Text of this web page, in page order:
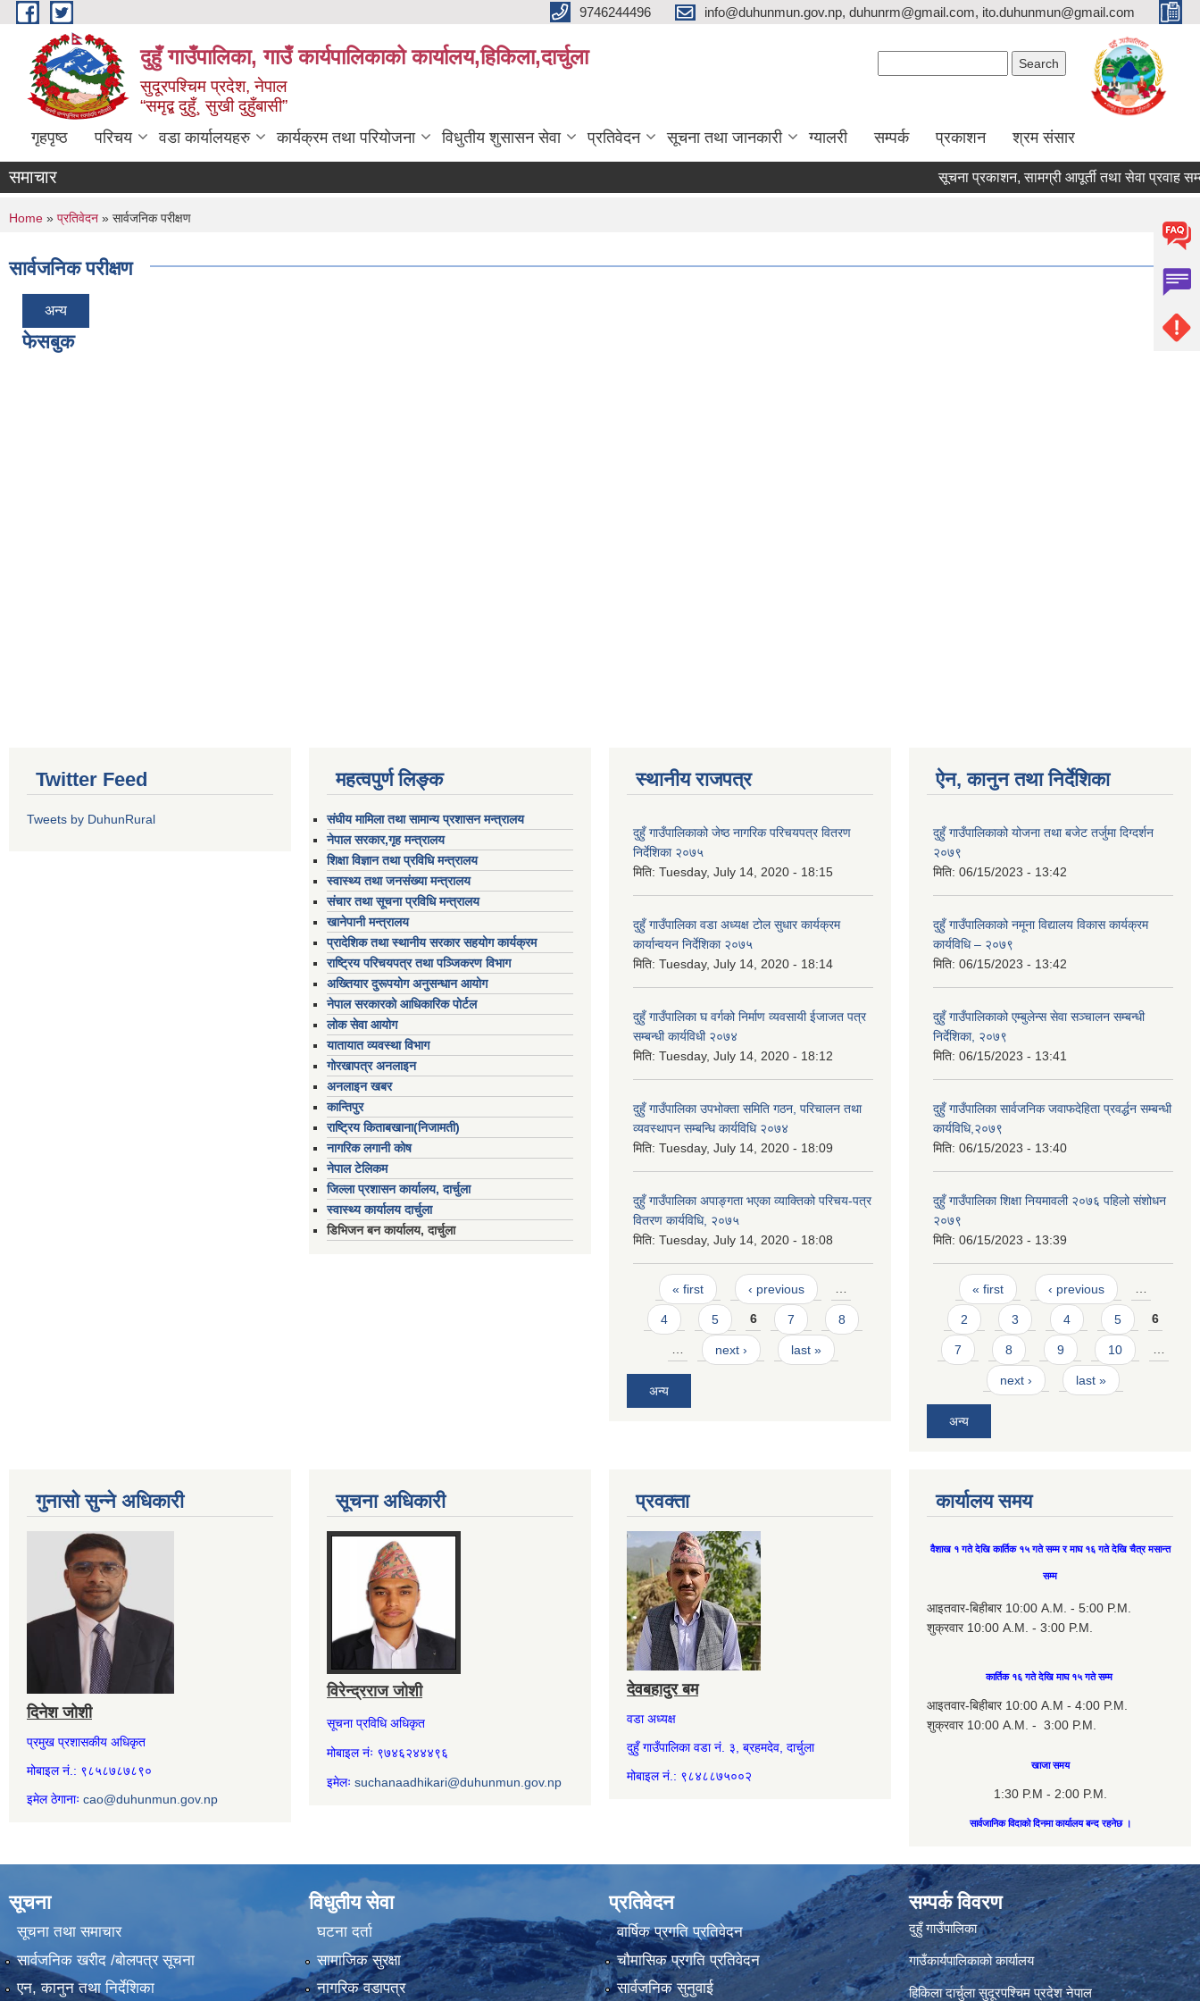
Skip to main content 9746244496 info@duhunmun.gov.np, duhunrm@gmail.com, ito.duhunmun@gmail.com
दुहुँ गाउँपालिका, गाउँ कार्यपालिकाको कार्यालय,हिकिला,दार्चुला
सुदूरपश्चिम प्रदेश, नेपाल
“समृद्ब दुहुँ¸ सुखी दुहुँबासी”
गृहपृष्ठ परिचय वडा कार्यालयहरु कार्यक्रम तथा परियोजना विधुतीय शुसासन सेवा प्रतिवेदन सूचना तथा जानकारी ग्यालरी सम्पर्क प्रकाशन श्रम संसार
समाचार सूचना प्रकाशन, सामग्री आपूर्ती तथा सेवा प्रवाह
You are here
Home » प्रतिवेदन » सार्वजनिक परीक्षण
सार्वजनिक परीक्षण
अन्य
फेसबुक
Twitter Feed
Tweets by DuhunRural
महत्वपुर्ण लिङ्क
संघीय मामिला तथा सामान्य प्रशासन मन्त्रालय
नेपाल सरकार,गृह मन्त्रालय
शिक्षा विज्ञान तथा प्रविधि मन्त्रालय
स्वास्थ्य तथा जनसंख्या मन्त्रालय
संचार तथा सूचना प्रविधि मन्त्रालय
खानेपानी मन्त्रालय
प्रादेशिक तथा स्थानीय सरकार सहयोग कार्यक्रम
राष्ट्रिय परिचयपत्र तथा पञ्जिकरण विभाग
अख्तियार दुरूपयोग अनुसन्धान आयोग
नेपाल सरकारको आधिकारिक पोर्टल
लोक सेवा आयोग
यातायात व्यवस्था विभाग
गोरखापत्र अनलाइन
अनलाइन खबर
कान्तिपुर
राष्ट्रिय किताबखाना(निजामती)
नागरिक लगानी कोष
नेपाल टेलिकम
जिल्ला प्रशासन कार्यालय, दार्चुला
स्वास्थ्य कार्यालय दार्चुला
डिभिजन बन कार्यालय, दार्चुला
स्थानीय राजपत्र
दुहुँ गाउँपालिकाको जेष्ठ नागरिक परिचयपत्र वितरण
निर्देशिका २०७५
मिति: Tuesday, July 14, 2020 - 18:15
दुहुँ गाउँपालिका वडा अध्यक्ष टोल सुधार कार्यक्रम
कार्यान्वयन निर्देशिका २०७५
मिति: Tuesday, July 14, 2020 - 18:14
दुहुँ गाउँपालिका घ वर्गको निर्माण व्यवसायी ईजाजत पत्र
सम्बन्धी कार्यविधी २०७४
मिति: Tuesday, July 14, 2020 - 18:12
दुहुँ गाउँपालिका उपभोक्ता समिति गठन, परिचालन तथा
व्यवस्थापन सम्बन्धि कार्यविधि २०७४
मिति: Tuesday, July 14, 2020 - 18:09
दुहुँ गाउँपालिका अपाङ्गता भएका व्याक्तिको परिचय-पत्र
वितरण कार्यविधि, २०७५
मिति: Tuesday, July 14, 2020 - 18:08
Pages
« first ‹ previous …
4 5 6 7 8
… next › last »
अन्य
ऐन, कानुन तथा निर्देशिका
दुहुँ गाउँपालिकाको योजना तथा बजेट तर्जुमा दिग्दर्शन
२०७९
मिति: 06/15/2023 - 13:42
दुहुँ गाउँपालिकाको नमूना विद्यालय विकास कार्यक्रम
कार्यविधि – २०७९
मिति: 06/15/2023 - 13:42
दुहुँ गाउँपालिकाको एम्बुलेन्स सेवा सञ्चालन सम्बन्धी
निर्देशिका, २०७९
मिति: 06/15/2023 - 13:41
दुहुँ गाउँपालिका सार्वजनिक जवाफदेहिता प्रवर्द्धन सम्बन्धी
कार्यविधि,२०७९
मिति: 06/15/2023 - 13:40
दुहुँ गाउँपालिका शिक्षा नियमावली २०७६ पहिलो संशोधन
२०७९
मिति: 06/15/2023 - 13:39
Pages
« first ‹ previous …
2 3 4 5 6
7 8 9 10 …
next › last »
अन्य
गुनासो सुन्ने अधिकारी
दिनेश जोशी
प्रमुख प्रशासकीय अधिकृत
मोबाइल नं.: ९८५८७८७८९०
इमेल ठेगानाः cao@duhunmun.gov.np
सूचना अधिकारी
विरेन्द्रराज जोशी
सूचना प्रविधि अधिकृत
मोबाइल नंः ९७४६२४४४९६
इमेलः suchanaadhikari@duhunmun.gov.np
प्रवक्ता
देवबहादुर बम
वडा अध्यक्ष
दुहुँ गाउँपालिका वडा नं. ३, ब्रहमदेव, दार्चुला
मोबाइल नं.: ९८४८८७५००२
कार्यालय समय
वैशाख १ गते देखि कार्तिक १५ गते सम्म र माघ १६ गते देखि चैत्र मसान्त
सम्म
आइतवार-बिहीबार 10:00 A.M. - 5:00 P.M.
शुक्रवार 10:00 A.M. - 3:00 P.M.
कार्तिक १६ गते देखि माघ १५ गते सम्म
आइतवार-बिहीबार 10:00 A.M - 4:00 P.M.
शुक्रवार 10:00 A.M. - 3:00 P.M.
खाजा समय
1:30 P.M - 2:00 P.M.
सार्वजानिक विदाको दिनमा कार्यालय बन्द रहनेछ ।
सूचना
सूचना तथा समाचार
सार्वजनिक खरीद /बोलपत्र सूचना
एन, कानुन तथा निर्देशिका
विधुतीय सेवा
घटना दर्ता
सामाजिक सुरक्षा
नागरिक वडापत्र
प्रतिवेदन
वार्षिक प्रगति प्रतिवेदन
चौमासिक प्रगति प्रतिवेदन
सार्वजनिक सुनुवाई
सम्पर्क विवरण
दुहुँ गाउँपालिका
गाउँकार्यपालिकाको कार्यालय
हिकिला दार्चुला सुदूरपश्चिम प्रदेश नेपाल